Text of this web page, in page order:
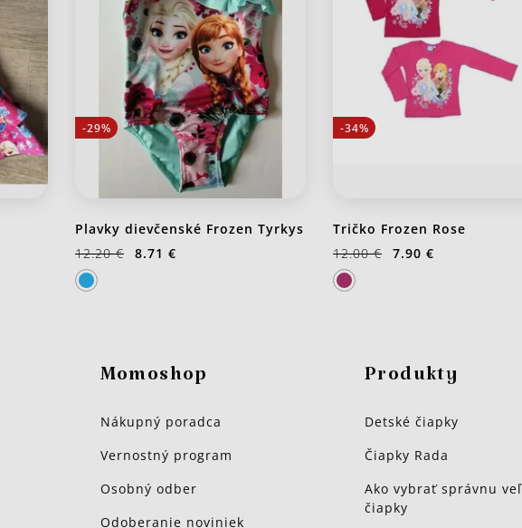
-29%
Plavky dievčenské Frozen Tyrkys
12.20 €
8.71 €
-34%
Tričko Frozen Rose
12.00 €
7.90 €
Momoshop
Nákupný poradca
Vernostný program
Osobný odber
Odoberanie noviniek
Produkty
Detské čiapky
Čiapky Rada
Ako vybrať správnu
čiapky